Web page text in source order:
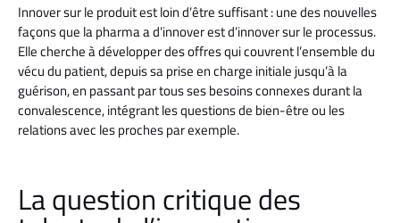
Innover sur le produit est loin d’être suffisant : une des nouvelles
façons que la pharma a d’innover est d’innover sur le processus.
Elle cherche à développer des offres qui couvrent l’ensemble du
vécu du patient, depuis sa prise en charge initiale jusqu’à la
guérison, en passant par tous ses besoins connexes durant la
convalescence, intégrant les questions de bien-être ou les
relations avec les proches par exemple.
La question critique des